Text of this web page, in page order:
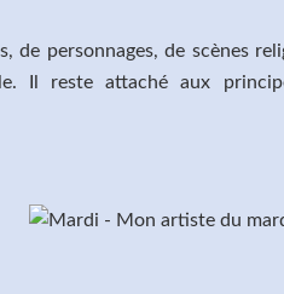
de personnages, de scènes
Il reste attaché aux